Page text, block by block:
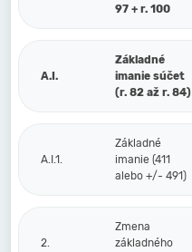
97 + r. 100
A.I.
Základné
imanie súčet
(r. 82 až r. 84)
A.I.1.
Základné
imanie (411
alebo +/- 491)
2.
Zmena
základného